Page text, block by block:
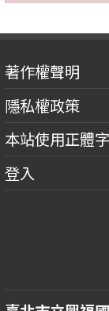
著作權聲明
隱私權政策
本站使用正體字
登入